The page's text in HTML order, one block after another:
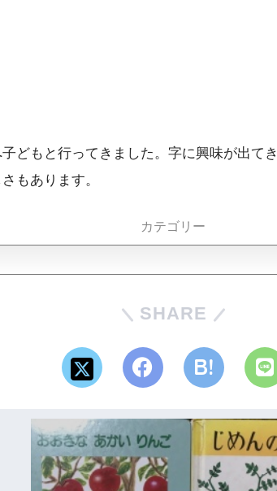
どもと行ってきました。字に興味が出て
もあります。
カテゴリー
SHARE